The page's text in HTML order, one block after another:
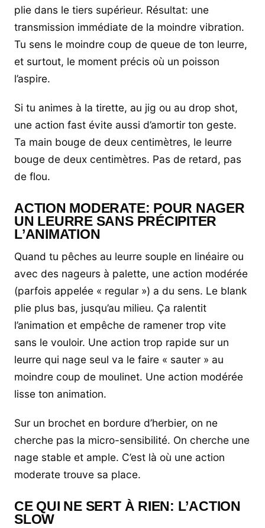
plie dans le tiers supérieur. Résultat: une
transmission immédiate de la moindre vibration.
Tu sens le moindre coup de queue de ton leurre,
et surtout, le moment précis où un poisson
l’aspire.
Si tu animes à la tirette, au jig ou au drop shot,
une action fast évite aussi d’amortir ton geste.
Ta main bouge de deux centimètres, le leurre
bouge de deux centimètres. Pas de retard, pas
de flou.
ACTION MODERATE: POUR NAGER
UN LEURRE SANS PRÉCIPITER
L’ANIMATION
Quand tu pêches au leurre souple en linéaire ou
avec des nageurs à palette, une action modérée
(parfois appelée « regular ») a du sens. Le blank
plie plus bas, jusqu’au milieu. Ça ralentit
l’animation et empêche de ramener trop vite
sans le vouloir. Une action trop rapide sur un
leurre qui nage seul va le faire « sauter » au
moindre coup de moulinet. Une action modérée
lisse ton animation.
Sur un brochet en bordure d’herbier, on ne
cherche pas la micro-sensibilité. On cherche une
nage stable et ample. C’est là où une action
moderate trouve sa place.
CE QUI NE SERT À RIEN: L’ACTION
SLOW